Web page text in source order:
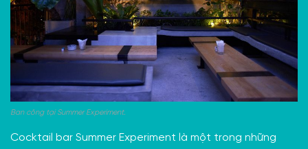
Ban công tại Summer Experiment.
Cocktail bar Summer Experiment là một trong những